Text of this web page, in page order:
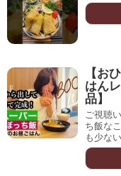
【お
はん
品】
ご視聴
ち飯な
も少な